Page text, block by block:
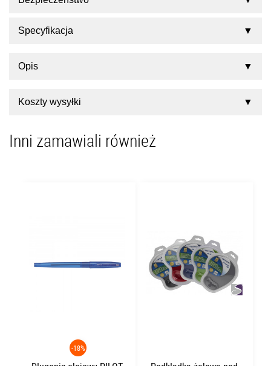
Specyfikacja
Opis
Koszty wysyłki
Inni zamawiali również
-18%